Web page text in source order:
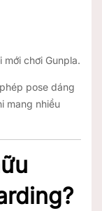
chơi Gunpla.
pose dáng
mang nhiều